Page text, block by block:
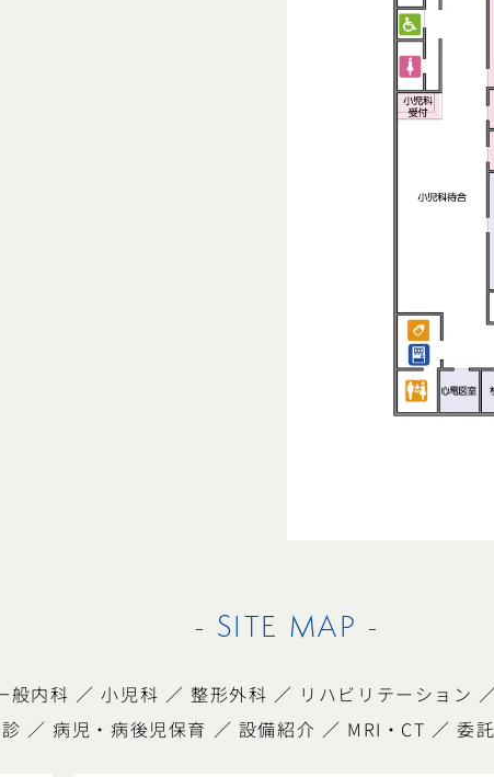
- SITE MAP -
般内科 ／小児科 ／ 整形外科 ／ リハビリテーション ／
／病児・病後児保育 ／ 設備紹介 ／ MRI・CT ／委